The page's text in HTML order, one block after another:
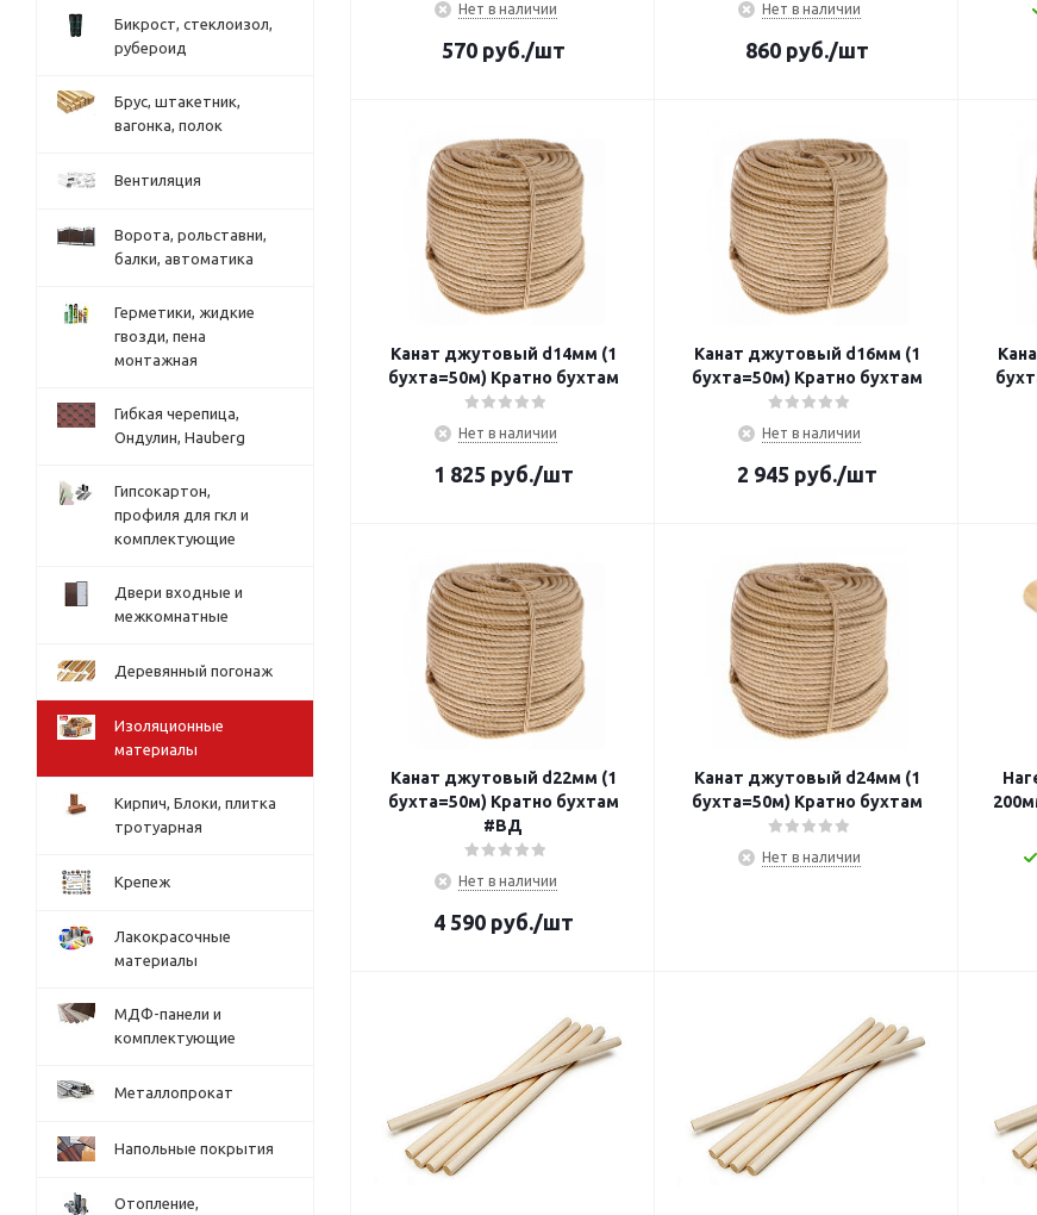
Нет в наличии
570руб./шт
Нет в наличии
860руб./шт
Канат джутовый d14мм (1
бухта=50м) Кратно бухтам
Нет в наличии
1 825 руб./шт
Канат джутовый d16мм (1
бухта=50м) Кратно бухтам
Нет в наличии
2 945 руб./шт
Канат джутовый d22мм (1
бухта=50м) Кратно бухтам
#ВД
Нет в наличии
4 590руб./шт
Канат джутовый d24мм (1
бухта=50м) Кратно бухтам
Нет в наличии
Бикрост, стеклоизол,
рубероид
Брус, штакетник,
вагонка, полок
Вентиляция
Ворота, рольставни,
балки, автоматика
Герметики, жидкие
гвозди, пена
монтажная
Гибкая черепица,
Ондулин, Hauberg
Гипсокартон,
профиля для гкл и
комплектующие
Двери входные и
межкомнатные
Деревянный погонаж
Изоляционные
материалы
Кирпич, Блоки, плитка
тротуарная
Крепеж
Лакокрасочные
материалы
МДФ-панели и
комплектующие
Металлопрокат
Напольные покрытия
Отопление,